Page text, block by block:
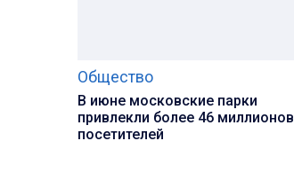
Общество
В июне московские парки
привлекли более 46 миллионов
посетителей